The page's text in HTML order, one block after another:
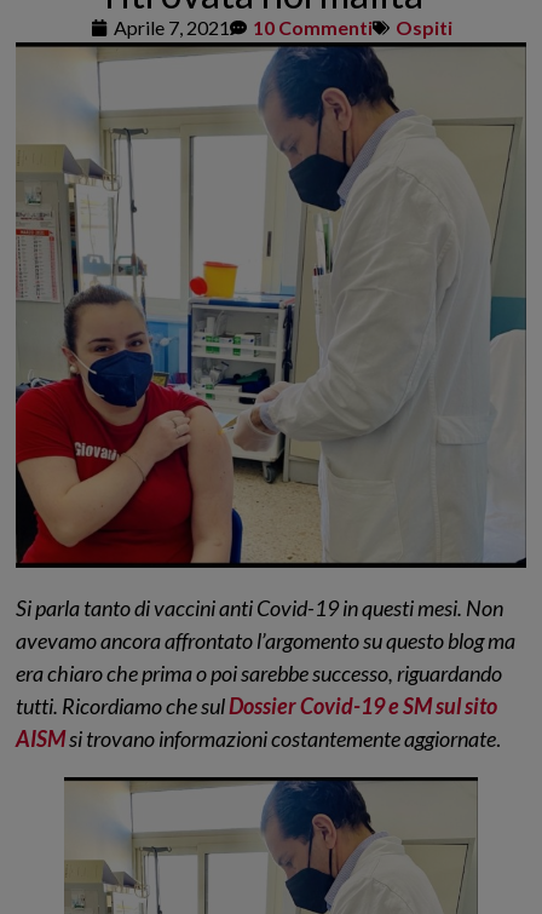
Aprile 7, 2021 10 Commenti Ospiti
Si parla tanto di vaccini anti Covid-19 in questi mesi. Non
avevamo ancora affrontato l’argomento su questo blog ma
era chiaro che prima o poi sarebbe successo, riguardando
tutti. Ricordiamo che sulDossier Covid-19 e SM sul sito
AISMsi trovano informazioni costantemente aggiornate.